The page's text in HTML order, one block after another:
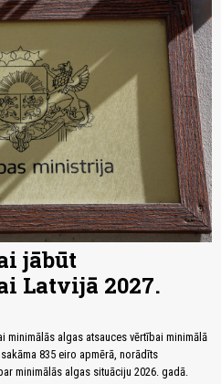
jābūt
Latvijā 2027.
algas atsauces vērtībai minimālā
835 eiro apmērā, norādīts
minimālās algas situāciju 2026. gadā.